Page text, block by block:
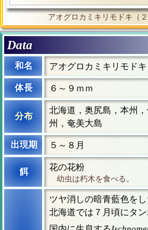
アオグロカミキリモドキ（
Data
和名 アオグロカミキリモドキ
体長 ６～９ｍｍ
分布
北海道，奥尻島，本州
州，奄美大島
出現期 ５～８月
餌 花の花粉
幼虫は朽木を食べる。
ツヤ消しの暗青藍色をし
北海道では７月頃にタ